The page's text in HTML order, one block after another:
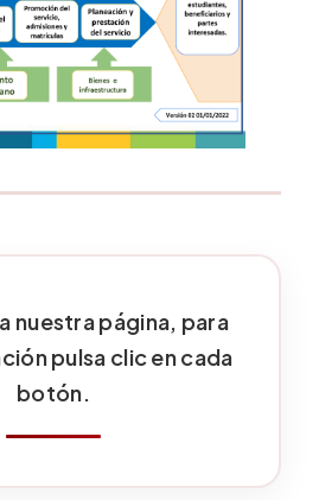
nuestra página, para
pulsa clic en cada
botón.